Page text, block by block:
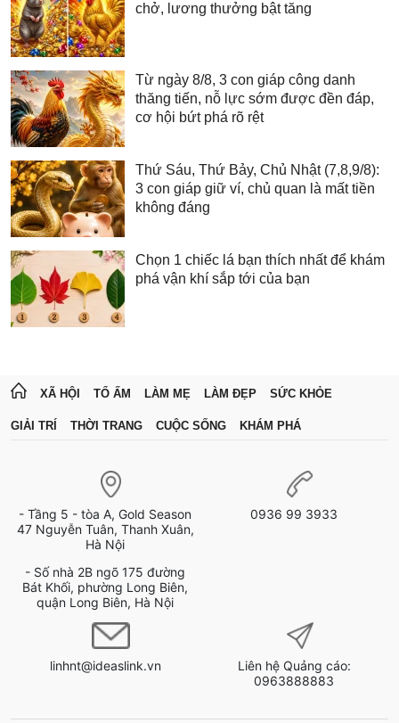
chở, lương thưởng bật tăng
Từ ngày 8/8, 3 con giáp công danh
thăng tiến, nỗ lực sớm được đền đáp,
cơ hội bứt phá rõ rệt
Thứ Sáu, Thứ Bảy, Chủ Nhật (7,8,9/8):
3 con giáp giữ ví, chủ quan là mất tiền
không đáng
Chọn 1 chiếc lá bạn thích nhất để khám
phá vận khí sắp tới của bạn
XÃ HỘI TỔ ẤM LÀM MẸ LÀM ĐẸP SỨC KHỎE
GIẢI TRÍ THỜI TRANG CUỘC SỐNG KHÁM PHÁ
- Tầng 5 - tòa A, Gold Season
47 Nguyễn Tuân, Thanh Xuân,
Hà Nội
- Số nhà 2B ngõ 175 đường
Bát Khối, phường Long Biên,
quận Long Biên, Hà Nội
0936 99 3933
linhnt@ideaslink.vn
Liên hệ Quảng cáo:
0963888883